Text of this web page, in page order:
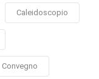
Caleidoscopio
Convegno